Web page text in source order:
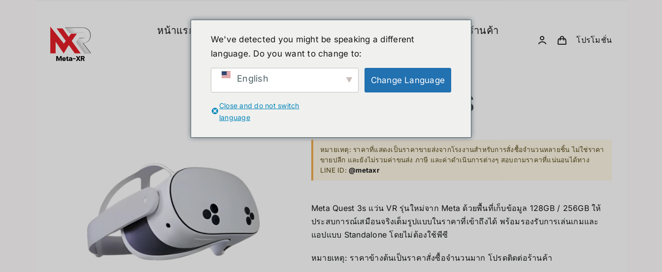
หน้าแรก
A. VR / AR / XR
Quest & Quest Accessories
Apple Vision Pro
B. Smart Glasses &
Microsoft Hololens 2
C. GPU & Computing
VGA Card
Supermicro GPU Server
Mini/Micro PC & eGPU
AOOSTAR
Wireless Receivers/Transmitters
Robodog
Accessories
ร้านค้า
สินค้าลดราคา
เกี่ยวกับเรา
โปรโมชั่น
Meta Quest 3S
range:
12,690.00฿
หมายเหตุ: ราคาที่แสดงเป็นราคาขายส่งจากโรงงานสำหรับการสั่งซื้อจำนวนหลายชิ้น ไม่ใช่ราคา
ขายปลีก และยังไม่รวมค่าขนส่ง ภาษี และค่าดำเนินการต่างๆ สอบถามราคาที่แน่นอนได้ทาง
LINE ID:@metaxr
Meta Quest 3s แว่น VR รุ่นใหม่จาก Meta ด้วยพื้นที่เก็บข้อมูล 128GB / 256GB ให้
ประสบการณ์เสมือนจริงเต็มรูปแบบในราคาที่เข้าถึงได้ พร้อมรองรับการเล่นเกมและ
แอปแบบ Standalone โดยไม่ต้องใช้พีซี
หมายเหตุ: ราคาข้างต้นเป็นราคาสั่งซื้อจำนวนมาก โปรดติดต่อร้านค้า
We've detected you might be speaking a different
language. Do you want to change to:
English Change Language
Close and do not switch
language